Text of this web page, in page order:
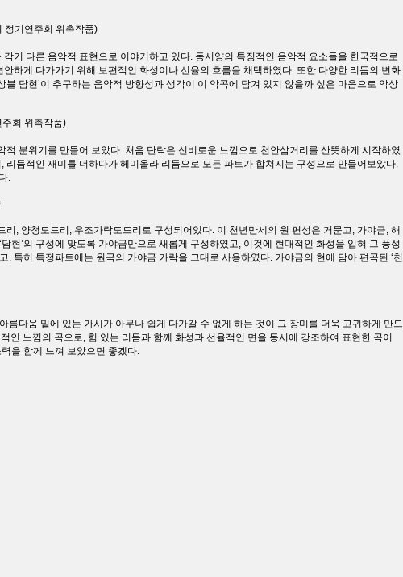
정기연주회 위촉작품)
기 다른 음악적 표현으로 이야기하고 있다. 동서양의 특징적인 음악적 요소들을 한국적으로
하게 다가가기 위해 보편적인 화성이나 선율의 흐름을 채택하였다. 또한 다양한 리듬의 변화
담현’이 추구하는 음악적 방향성과 생각이 이 악곡에 담겨 있지 않을까 싶은 마음으로 악상
회 위촉작품)
분위기를 만들어 보았다. 처음 단락은 신비로운 느낌으로 천안삼거리를 산뜻하게 시작하였
듬적인 재미를 더하다가 헤미올라 리듬으로 모든 파트가 합쳐지는 구성으로 만들어보았다.
.
리, 양청도드리, 우조가락도드리로 구성되어있다. 이 천년만세의 원 편성은 거문고, 가야금, 해
현’의 구성에 맞도록 가야금만으로 새롭게 구성하였고, 이것에 현대적인 화성을 입혀 그 풍성
, 특히 특정파트에는 원곡의 가야금 가락을 그대로 사용하였다. 가야금의 현에 담아 편곡된 ‘천
름다움 밑에 있는 가시가 아무나 쉽게 다가갈 수 없게 하는 것이 그 장미를 더욱 고귀하게 만드
인 느낌의 곡으로, 힘 있는 리듬과 함께 화성과 선율적인 면을 동시에 강조하여 표현한 곡이
을 함께 느껴 보았으면 좋겠다.